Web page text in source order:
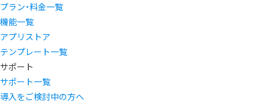
プラン・料金一覧
機能一覧
アプリストア
テンプレート一覧
サポート
サポート一覧
導入をご検討中の方へ